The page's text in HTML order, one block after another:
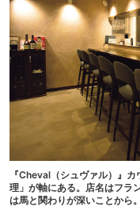
『Cheval（シュヴァル）』
理」が軸にある。店名はフラ
は馬と関わりが深いことから